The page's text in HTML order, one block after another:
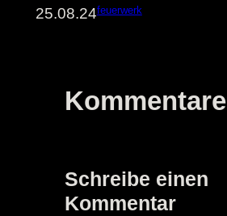
25.08.24feuerwerk
Kommentare
Schreibe einen
Kommentar